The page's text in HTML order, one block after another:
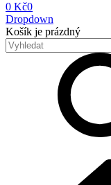
0 Kč0
Dropdown
Košík je prázdný